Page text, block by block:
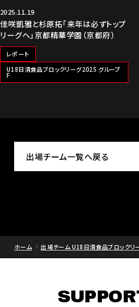
2025.11.19
佳咲凱雅と杉原拓「来年は必ずトップ
リーグへ」京都精華学園（京都府）
レポート
U18日清食品ブロックリーグ2025 グループ
F
出場チーム一覧へ戻る
ホーム 出場チーム U18日清食品ブロックリ